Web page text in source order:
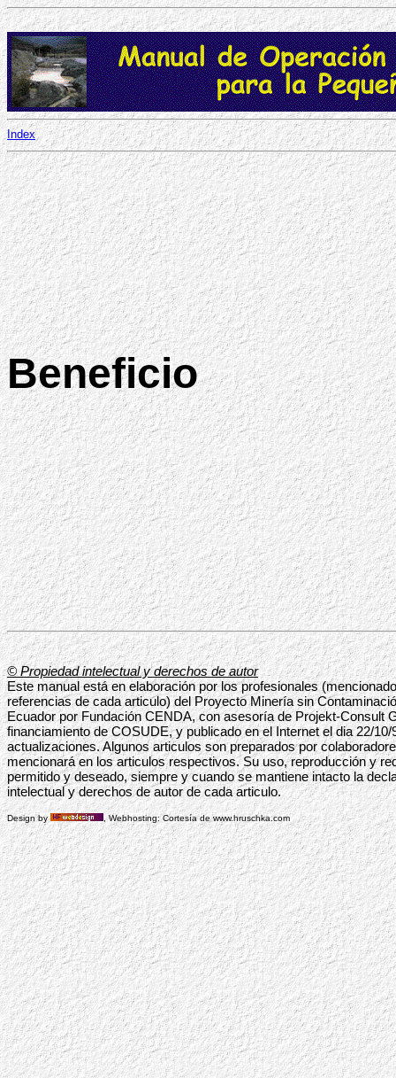
Index
Beneficio
© Propiedad intelectual y derechos de autor
Este manual está en elaboración por los profesionales
referencias de cada articulo) del Proyecto Minería sin
Ecuador por Fundación CENDA, con asesoría de Projekt-Consult
financiamiento de COSUDE, y publicado en el Internet el dia 22/
actualizaciones. Algunos articulos son preparados por
mencionará en los articulos respectivos. Su uso, reproducción y
permitido y deseado, siempre y cuando se mantiene intacto la
intelectual y derechos de autor de cada articulo.
Design by , Webhosting: Cortesía de www.hruschka.com